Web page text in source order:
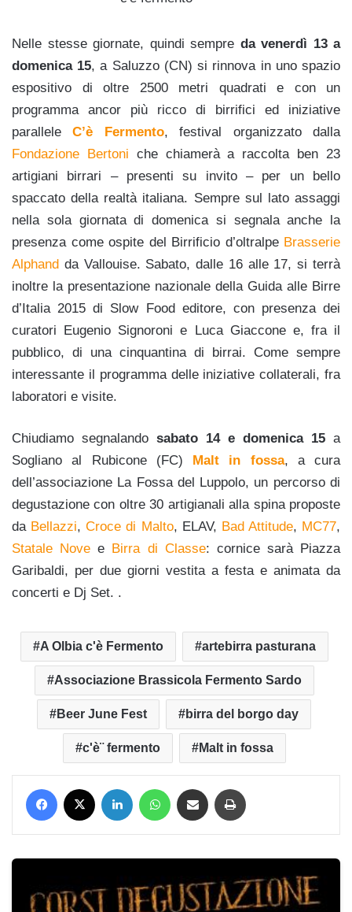
Nelle stesse giornate, quindi sempre da venerdì 13 a
domenica 15, a Saluzzo (CN) si rinnova in uno spazio
espositivo di oltre 2500 metri quadrati e con un
programma ancor più ricco di birrifici ed iniziative
paralleleC’è Fermento, festival organizzato dalla
Fondazione Bertoni che chiamerà a raccolta ben 23
artigiani birrari – presenti su invito – per un bello
spaccato della realtà italiana. Sempre sul lato assaggi
nella sola giornata di domenica si segnala anche la
presenza come ospite del Birrificio d’oltralpe Brasserie
Alphand da Vallouise. Sabato, dalle 16 alle 17, si terrà
inoltre la presentazione nazionale della Guida alle Birre
d’Italia 2015 di Slow Food editore, con presenza dei
curatori Eugenio Signoroni e Luca Giaccone e, fra il
pubblico, di una cinquantina di birrai. Come sempre
interessante il programma delle iniziative collaterali, fra
laboratori e visite.
Chiudiamo segnalando sabato 14 e domenica 15 a
Sogliano al Rubicone (FC) Malt in fossa, a cura
dell’associazione La Fossa del Luppolo, un percorso di
degustazione con oltre 30 artigianali alla spina proposte
da Bellazzi,Croce di Malto, ELAV, Bad Attitude, MC77,
Statale Nove e Birra di Classe: cornice sarà Piazza
Garibaldi, per due giorni vestita a festa e animata da
concerti e Dj Set. .
A Olbia c'è Fermento artebirra pasturana
Associazione Brassicola Fermento Sardo
Beer June Fest birra del borgo day
c'è¨ fermento Malt in fossa
Facebook LinkedIn WhatsApp Condividi via mail